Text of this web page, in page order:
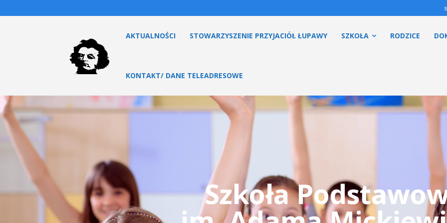
AKTUALNOŚCI STOWARZYSZENIE PRZYJACIÓŁ ŁUPAWY SZKOŁA RODZICE
KONTAKT/ DANE TELEADRESOWE
Szkoła